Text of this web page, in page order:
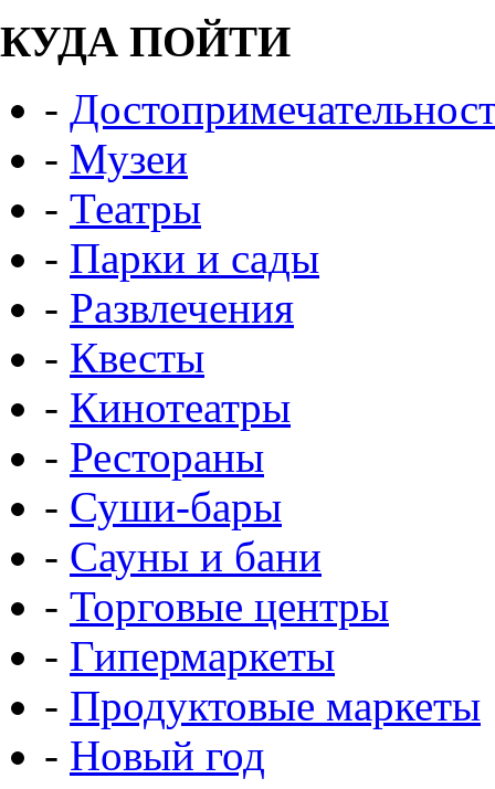
КУДА ПОЙТИ
-
- Музеи
- Театры
- Парки и сады
- Развлечения
- Квесты
- Кинотеатры
- Рестораны
- Суши-бары
- Сауны и бани
- Торговые центры
- Гипермаркеты
- Продуктовые маркеты
- Новый год